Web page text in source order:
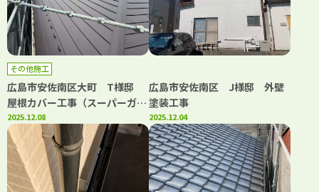
その他施工
広島市安佐南区大町 T様邸
屋根カバー工事（スーパーガル
テクトフッ素）
2025.12.08
広島市安佐南区 J様邸 外壁
塗装工事
2025.12.04